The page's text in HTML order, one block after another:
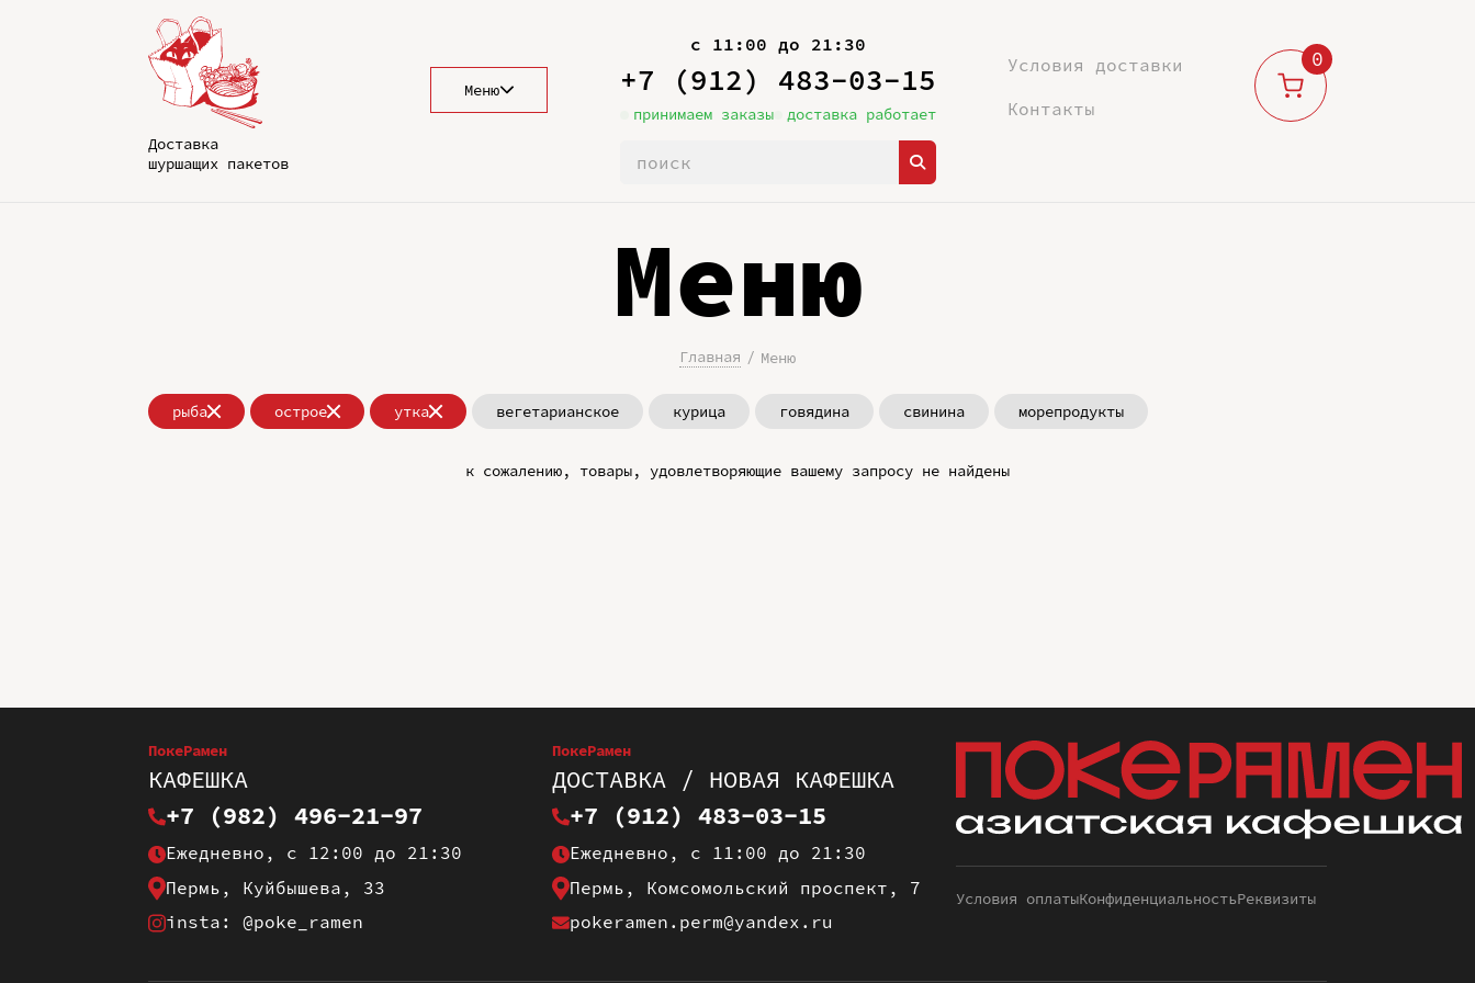
Доставка
шуршащих пакетов
Меню
с 11:00 до 21:30
+7 (912) 483-03-15
принимаем заказы доставка работает
Условия доставки
Контакты
0
Меню
Главная Меню
рыба острое утка вегетарианское курица говядина свинина морепродукты
к сожалению, товары, удовлетворяющие вашему запросу не найдены
ПокеРамен
КАФЕШКА
+7 (982) 496-21-97
Ежедневно, с 12:00 до 21:30
Пермь, Куйбышева, 33
insta: @poke_ramen
ПокеРамен
ДОСТАВКА / НОВАЯ КАФЕШКА
+7 (912) 483-03-15
Ежедневно, с 11:00 до 21:30
Пермь, Комсомольский проспект, 7
pokeramen.perm@yandex.ru
Условия оплатыКонфиденциальностьРеквизиты